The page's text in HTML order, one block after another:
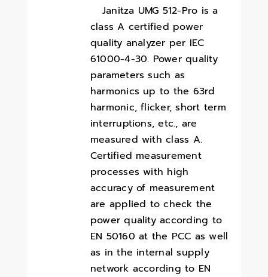
Janitza UMG 512-Pro is a
class A certified power
quality analyzer per IEC
61000-4-30. Power quality
parameters such as
harmonics up to the 63rd
harmonic, flicker, short term
interruptions, etc., are
measured with class A.
Certified measurement
processes with high
accuracy of measurement
are applied to check the
power quality according to
EN 50160 at the PCC as well
as in the internal supply
network according to EN